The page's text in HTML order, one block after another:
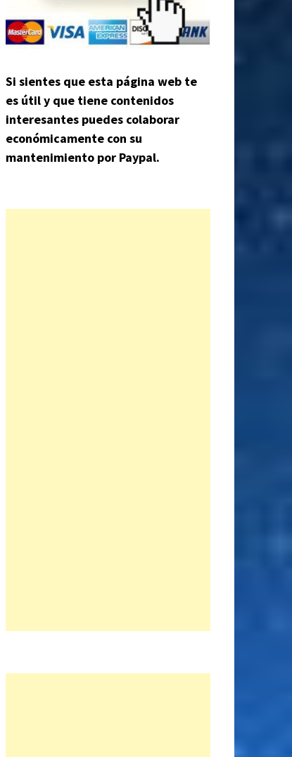
Si sientes que esta página web te
es útil y que tiene contenidos
interesantes puedes colaborar
económicamente con su
mantenimiento por Paypal.